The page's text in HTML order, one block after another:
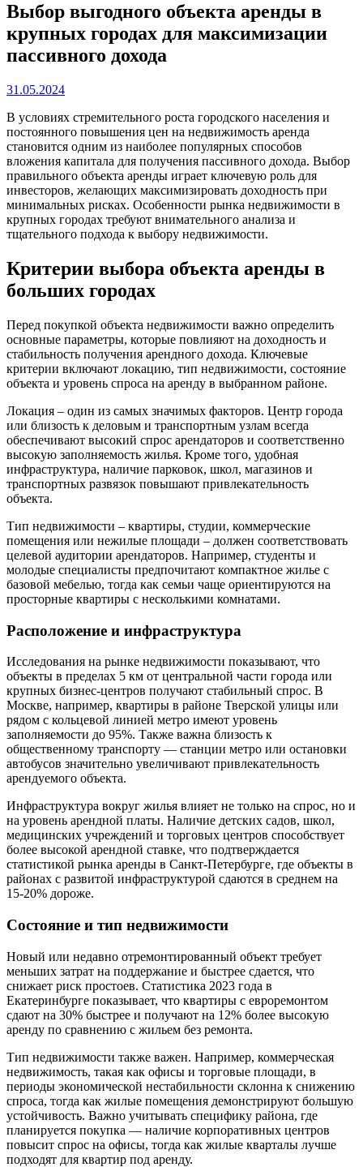
Выбор выгодного объекта аренды в
крупных городах для максимизации
пассивного дохода
31.05.2024
В условиях стремительного роста городского населения и
постоянного повышения цен на недвижимость аренда
становится одним из наиболее популярных способов
вложения капитала для получения пассивного дохода. Выбор
правильного объекта аренды играет ключевую роль для
инвесторов, желающих максимизировать доходность при
минимальных рисках. Особенности рынка недвижимости в
крупных городах требуют внимательного анализа и
тщательного подхода к выбору недвижимости.
Критерии выбора объекта аренды в
больших городах
Перед покупкой объекта недвижимости важно определить
основные параметры, которые повлияют на доходность и
стабильность получения арендного дохода. Ключевые
критерии включают локацию, тип недвижимости, состояние
объекта и уровень спроса на аренду в выбранном районе.
Локация – один из самых значимых факторов. Центр города
или близость к деловым и транспортным узлам всегда
обеспечивают высокий спрос арендаторов и соответственно
высокую заполняемость жилья. Кроме того, удобная
инфраструктура, наличие парковок, школ, магазинов и
транспортных развязок повышают привлекательность
объекта.
Тип недвижимости – квартиры, студии, коммерческие
помещения или нежилые площади – должен соответствовать
целевой аудитории арендаторов. Например, студенты и
молодые специалисты предпочитают компактное жилье с
базовой мебелью, тогда как семьи чаще ориентируются на
просторные квартиры с несколькими комнатами.
Расположение и инфраструктура
Исследования на рынке недвижимости показывают, что
объекты в пределах 5 км от центральной части города или
крупных бизнес-центров получают стабильный спрос. В
Москве, например, квартиры в районе Тверской улицы или
рядом с кольцевой линией метро имеют уровень
заполняемости до 95%. Также важна близость к
общественному транспорту — станции метро или остановки
автобусов значительно увеличивают привлекательность
арендуемого объекта.
Инфраструктура вокруг жилья влияет не только на спрос, но и
на уровень арендной платы. Наличие детских садов, школ,
медицинских учреждений и торговых центров способствует
более высокой арендной ставке, что подтверждается
статистикой рынка аренды в Санкт-Петербурге, где объекты в
районах с развитой инфраструктурой сдаются в среднем на
15-20% дороже.
Состояние и тип недвижимости
Новый или недавно отремонтированный объект требует
меньших затрат на поддержание и быстрее сдается, что
снижает риск простоев. Статистика 2023 года в
Екатеринбурге показывает, что квартиры с евроремонтом
сдают на 30% быстрее и получают на 12% более высокую
аренду по сравнению с жильем без ремонта.
Тип недвижимости также важен. Например, коммерческая
недвижимость, такая как офисы и торговые площади, в
периоды экономической нестабильности склонна к снижению
спроса, тогда как жилые помещения демонстрируют большую
устойчивость. Важно учитывать специфику района, где
планируется покупка — наличие корпоративных центров
повысит спрос на офисы, тогда как жилые кварталы лучше
подходят для квартир под аренду.